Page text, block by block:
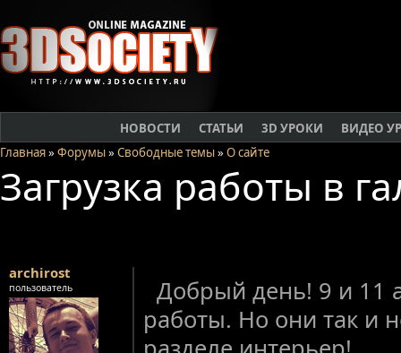
НОВОСТИ СТАТЬИ 3D УРОКИ
ВИДЕО
Главная» Форумы» Свободные темы» О сайте
Загрузка работы в
archirost
пользователь
Добрый день! 9 и 11
работы. Но они так и